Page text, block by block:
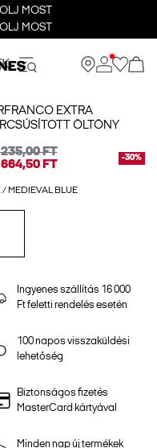
MOST
MOST
EXTRA
ÖLTÖNY
FT
FT
-30%
/ MEDIEVAL BLUE
Ingyenes szállítás 16 000
Ft feletti rendelés esetén
100 napos visszaküldési
lehetőség
Biztonságos fizetés
MasterCard kártyával
Minden nap új termékek